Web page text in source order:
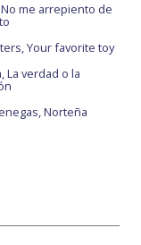
me arrepiento de
Your favorite toy
La verdad o la
Norteña